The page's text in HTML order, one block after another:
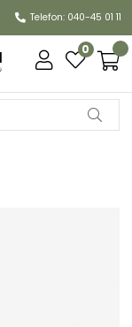
Telefon: 040-45 01 11
0